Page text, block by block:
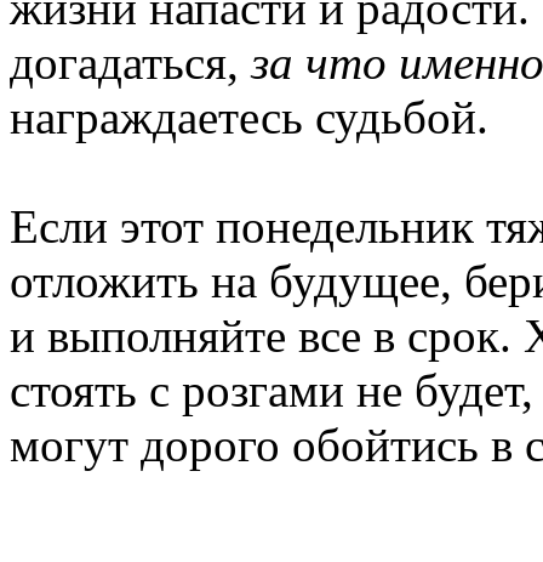
догадаться,за что именно
награждаетесь судьбой.
Если этот понедельник
отложить на будущее,
и выполняйте все в срок.
стоять с розгами не
могут дорого обойтись в